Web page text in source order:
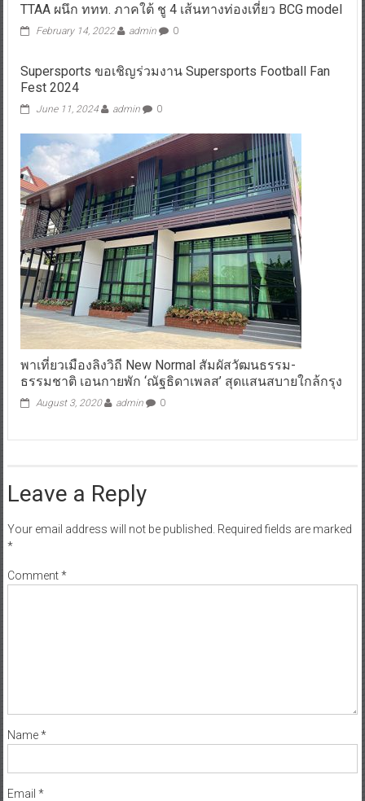
TTAA ผนึก ททท. ภาคใต้ ชู 4 เส้นทางท่องเที่ยว BCG model
February 14, 2022 admin 0
Supersports ขอเชิญร่วมงาน Supersports Football Fan
Fest 2024
June 11, 2024 admin 0
พาเที่ยวเมืองลิงวิถี New Normal สัมผัสวัฒนธรรม-
ธรรมชาติ เอนกายพัก ‘ณัฐธิดาเพลส’ สุดแสนสบายใกล้กรุง
August 3, 2020 admin 0
Leave a Reply
Your email address will not be published. Required fields are marked
*
Comment*
Name*
Email *